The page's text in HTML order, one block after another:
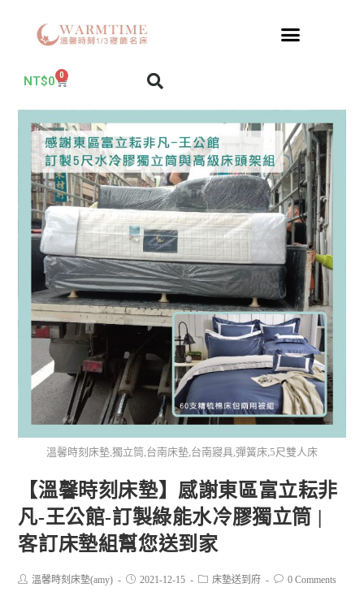
NT$0 0
溫馨時刻床墊,獨立筒,台南床墊,台南寢具,彈簧床,5尺雙人床
【溫馨時刻床墊】感謝東區富立耘非
凡-王公館-訂製綠能水冷膠獨立筒 |
客訂床墊組幫您送到家
溫馨時刻床墊(amy) 2021-12-15 床墊送到府 0 Comments